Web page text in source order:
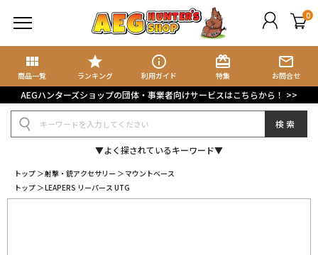
0
view_module
商品一覧
star
ランキング
info_outline
利用ガイド
card_giftcard
特集
mail_outline
お問合せ
AEGハンターズショップの団体・事業者向けサービスはこちらから！ >>
検索
▼よく探されているキーワード▼
品検索 ブログ検索
会員登録
ページ
ト
トップ 射撃・銃アクセサリー
マウントベース
トップ
LEAPERS リーパース UTG